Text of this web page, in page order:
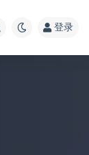
登录